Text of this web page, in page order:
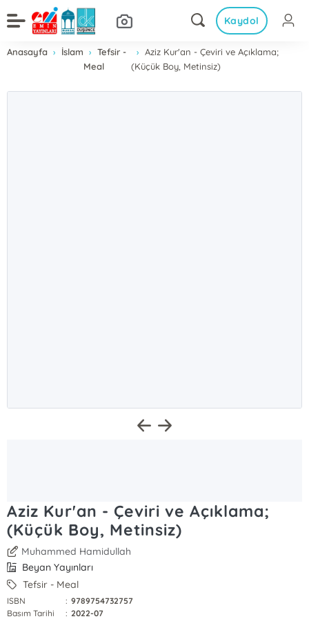
Kaydol
Anasayfa İslam
Tefsir -
Meal
Aziz Kur'an - Çeviri ve Açıklama;
(Küçük Boy, Metinsiz)
Aziz Kur'an - Çeviri ve Açıklama;
(Küçük Boy, Metinsiz)
Muhammed Hamidullah
Beyan Yayınları
Tefsir - Meal
ISBN : 9789754732757
Basım Tarihi
: 2022-07